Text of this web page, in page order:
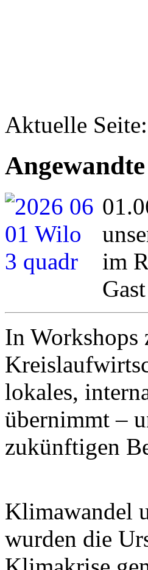
Aktuelle Seite:
im
In Workshops
lokales,
übernimmt –
zukünftigen
Klimawandel
wurden die